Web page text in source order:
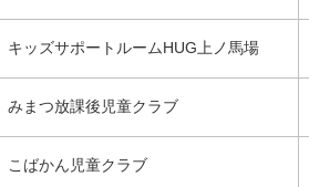
キッズサポートルームHUG上ノ馬場
みまつ放課後児童クラブ
こばかん児童クラブ